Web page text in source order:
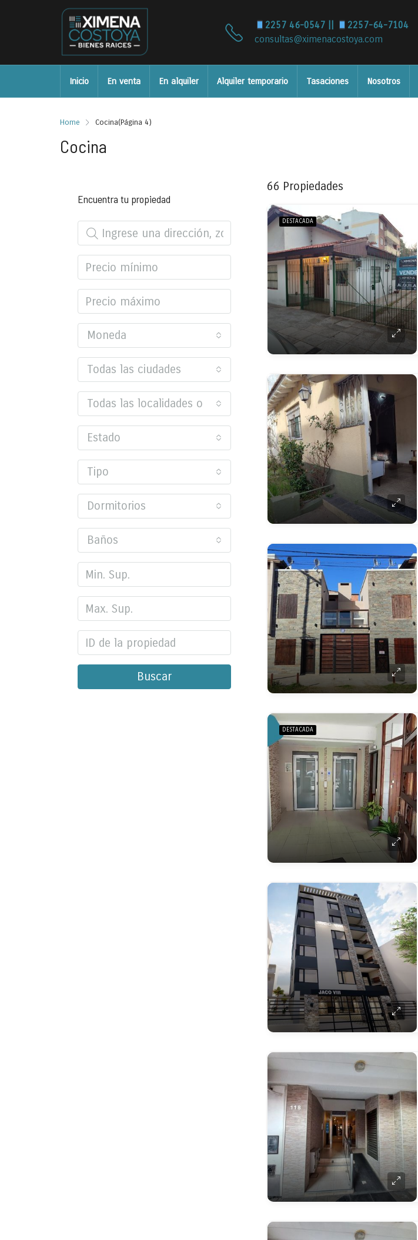
2257 46-0547 ||
2257-64-7104
consultas@ximenacostoya.com
Inicio En venta En alquiler Alquiler temporario Tasaciones Nosotros
Home Cocina(Página 4)
Cocina
66 Propiedades
DESTACADA
DESTACADA
Encuentra tu propiedad
Moneda
Todas las ciudades
Todas las localidades o barrios
Estado
Tipo
Dormitorios
Baños
Buscar